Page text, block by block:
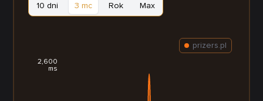
10 dni 3 mc Rok Max
2,600
ms
prizers.pl